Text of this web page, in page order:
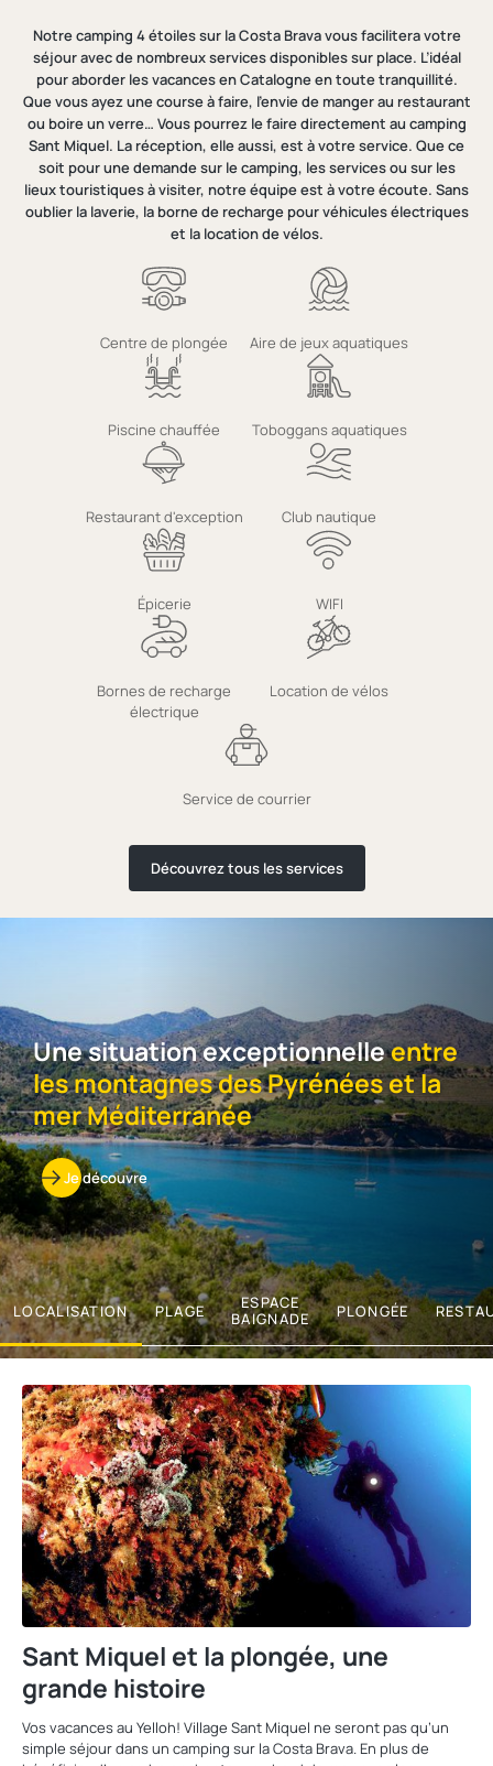
Notre camping 4 étoiles sur la Costa Brava vous facilitera votre
séjour avec de nombreux services disponibles sur place. L’idéal
pour aborder les vacances en Catalogne en toute tranquillité.
Que vous ayez une course à faire, l’envie de manger au restaurant
ou boire un verre… Vous pourrez le faire directement au camping
Sant Miquel. La réception, elle aussi, est à votre service. Que ce
soit pour une demande sur le camping, les services ou sur les
lieux touristiques à visiter, notre équipe est à votre écoute. Sans
oublier la laverie, la borne de recharge pour véhicules électriques
et la location de vélos.
Centre de plongée Aire de jeux aquatiques
Piscine chauffée Toboggans aquatiques
Restaurant d'exception Club nautique
Épicerie WIFI
Bornes de recharge
électrique
Location de vélos
Service de courrier
Découvrez tous les services
LOCALISATION PLAGE
ESPACE
BAIGNADE
PLONGÉE
Une situation exceptionnelleentre
les montagnes des Pyrénées et la
mer Méditerranée
Je découvre
Sant Miquel et la plongée, une
grande histoire
Vos vacances au Yelloh! Village Sant Miquel ne seront pas qu’un
simple séjour dans un camping sur la Costa Brava. En plus de